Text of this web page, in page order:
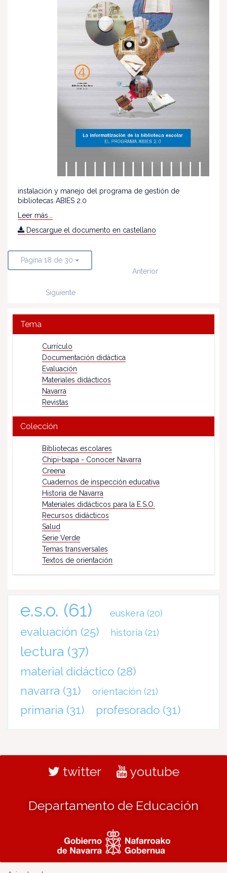
instalación y manejo del programa de gestión de
bibliotecas ABIES 2.0
Leer más...
Descargue el documento en castellano
Página 18 de 30
Anterior
Siguiente
Tema
Currículo
Documentación didáctica
Evaluación
Materiales didácticos
Navarra
Revistas
Colección
Bibliotecas escolares
Chipi-txapa - Conocer Navarra
Creena
Cuadernos de inspección educativa
Historia de Navarra
Materiales didácticos para la E.S.O.
Recursos didácticos
Salud
Serie Verde
Temas transversales
Textos de orientación
e.s.o. (61) euskera (20)
evaluación (25) historia (21)
lectura (37)
material didáctico (28)
navarra (31) orientación (21)
primaria (31) profesorado (31)
twitter youtube
Departamento de Educación